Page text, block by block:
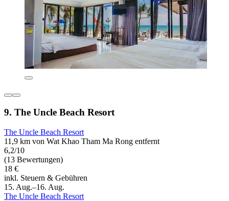
9. The Uncle Beach Resort
The Uncle Beach Resort
11,9 km von Wat Khao Tham Ma Rong entfernt
6,2/10
(13 Bewertungen)
18 €
inkl. Steuern & Gebühren
15. Aug.–16. Aug.
The Uncle Beach Resort